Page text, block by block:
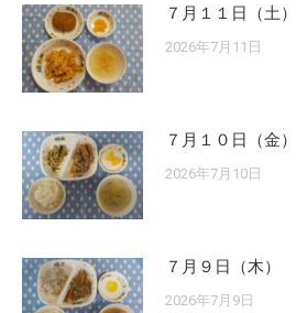
７月１１日（土）
2026年7月11日
７月１０日（金）
2026年7月10日
７月９日（木）
2026年7月9日